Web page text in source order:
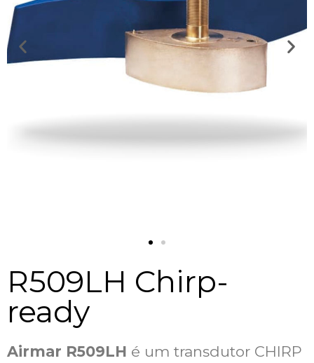
R509LH Chirp-
ready
Airmar R509LH é um transdutor CHIRP